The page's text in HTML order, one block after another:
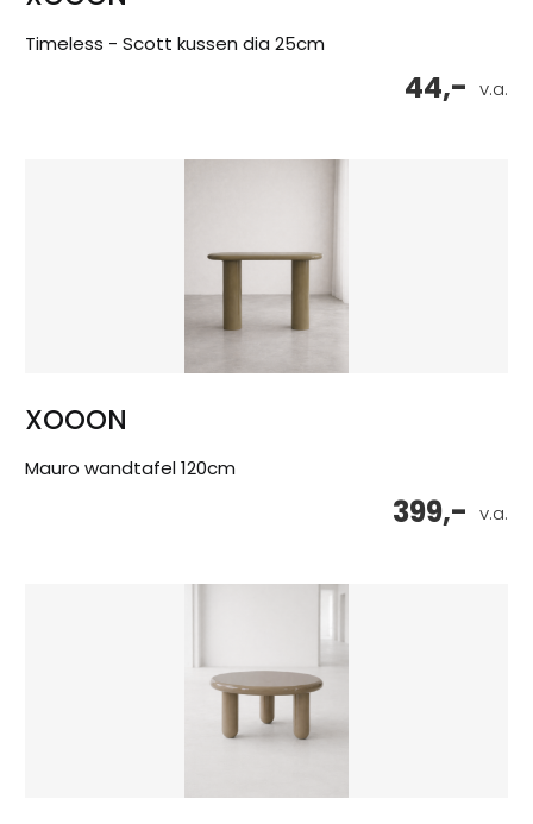
Timeless - Scott kussen dia 25cm
v.a.
44,-
XOOON
Mauro wandtafel 120cm
v.a.
399,-